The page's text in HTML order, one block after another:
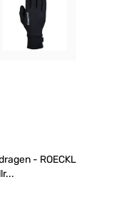
- ROECKL